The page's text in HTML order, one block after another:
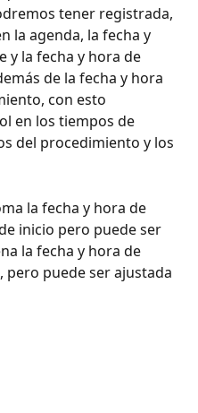
tener registrada,
la agenda, la fecha y
y la fecha y hora de
de la fecha y hora
con esto
en los tiempos de
del procedimiento y los
la fecha y hora de
inicio pero puede ser
la fecha y hora de
pero puede ser ajustada